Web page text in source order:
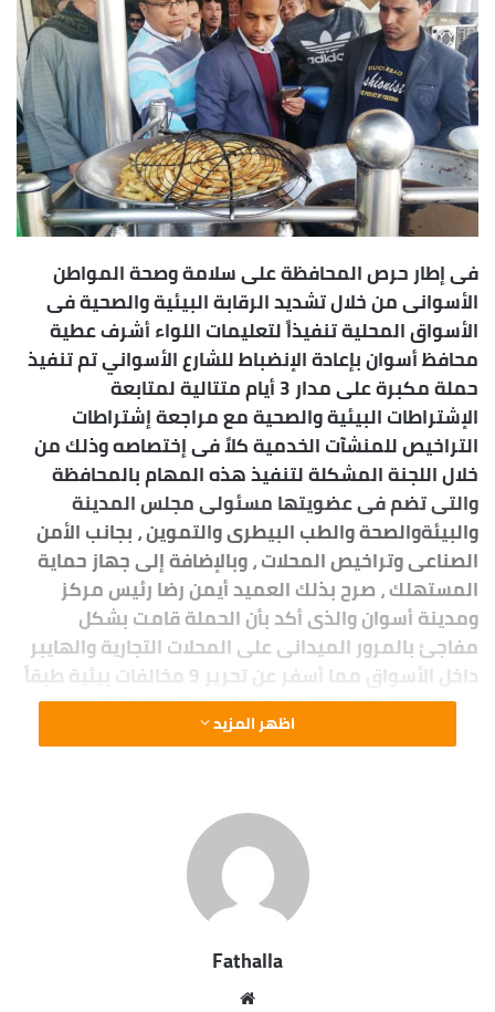
س
ل
ب
ر
ي
د
ا
ت
ر
و
ن
ي
فى إطار حرص المحافظة على سلامة وصحة المواطن
الأسوانى من خلال تشديد الرقابة البيئية والصحية فى
الأسواق المحلية تنفيذاً لتعليمات اللواء أشرف عطية
محافظ أسوان بإعادة الإنضباط للشارع الأسواني تم تنفيذ
حملة مكبرة على مدار 3 أيام متتالية لمتابعة
الإشتراطات البيئية والصحية مع مراجعة إشتراطات
التراخيص للمنشآت الخدمية كلاً فى إختصاصه وذلك من
خلال اللجنة المشكلة لتنفيذ هذه المهام بالمحافظة
والتى تضم فى عضويتها مسئولى مجلس المدينة
والبيئةوالصحة والطب البيطرى والتموين ، بجانب الأمن
الصناعى وتراخيص المحلات ، وبالإضافة إلى جهاز حماية
المستهلك ، صرح بذلك العميد أيمن رضا رئيس مركز
ومدينة أسوان والذى أكد بأن الحملة قامت بشكل
مفاجئ بالمرور الميدانى على المحلات التجارية والهايبر
داخل الأسواق مما أسفر عن تحرير 9 مخالفات بيئية طبقاً
للقانون 4 لسنة 1994 ، بجانب 17 مخالفة نشاط وعدم
سداد رسوم لمحلات تجارية ، و11 محل بدون ترخيص ،
أيضاً إنذار 16 منشآة تجارية لعدم إلتزامها بإشتراطات
السلامة المهنية من إجمالى 36 منشآة تم المرور عليها ،
وهو الذى توازى مع إعدام كميات من السلع الغذائية
المنتهية الصلاحية وغير صالحة للإستهلاك الآدمى أو
ضبط وتحريز كميات أخرى من مصنعات ومنتجات اللحوم
والدواجن عبارة عن كلاوى وقوانص وكبده ومفروم وأوراك
اظهر المزيد
Fathalla